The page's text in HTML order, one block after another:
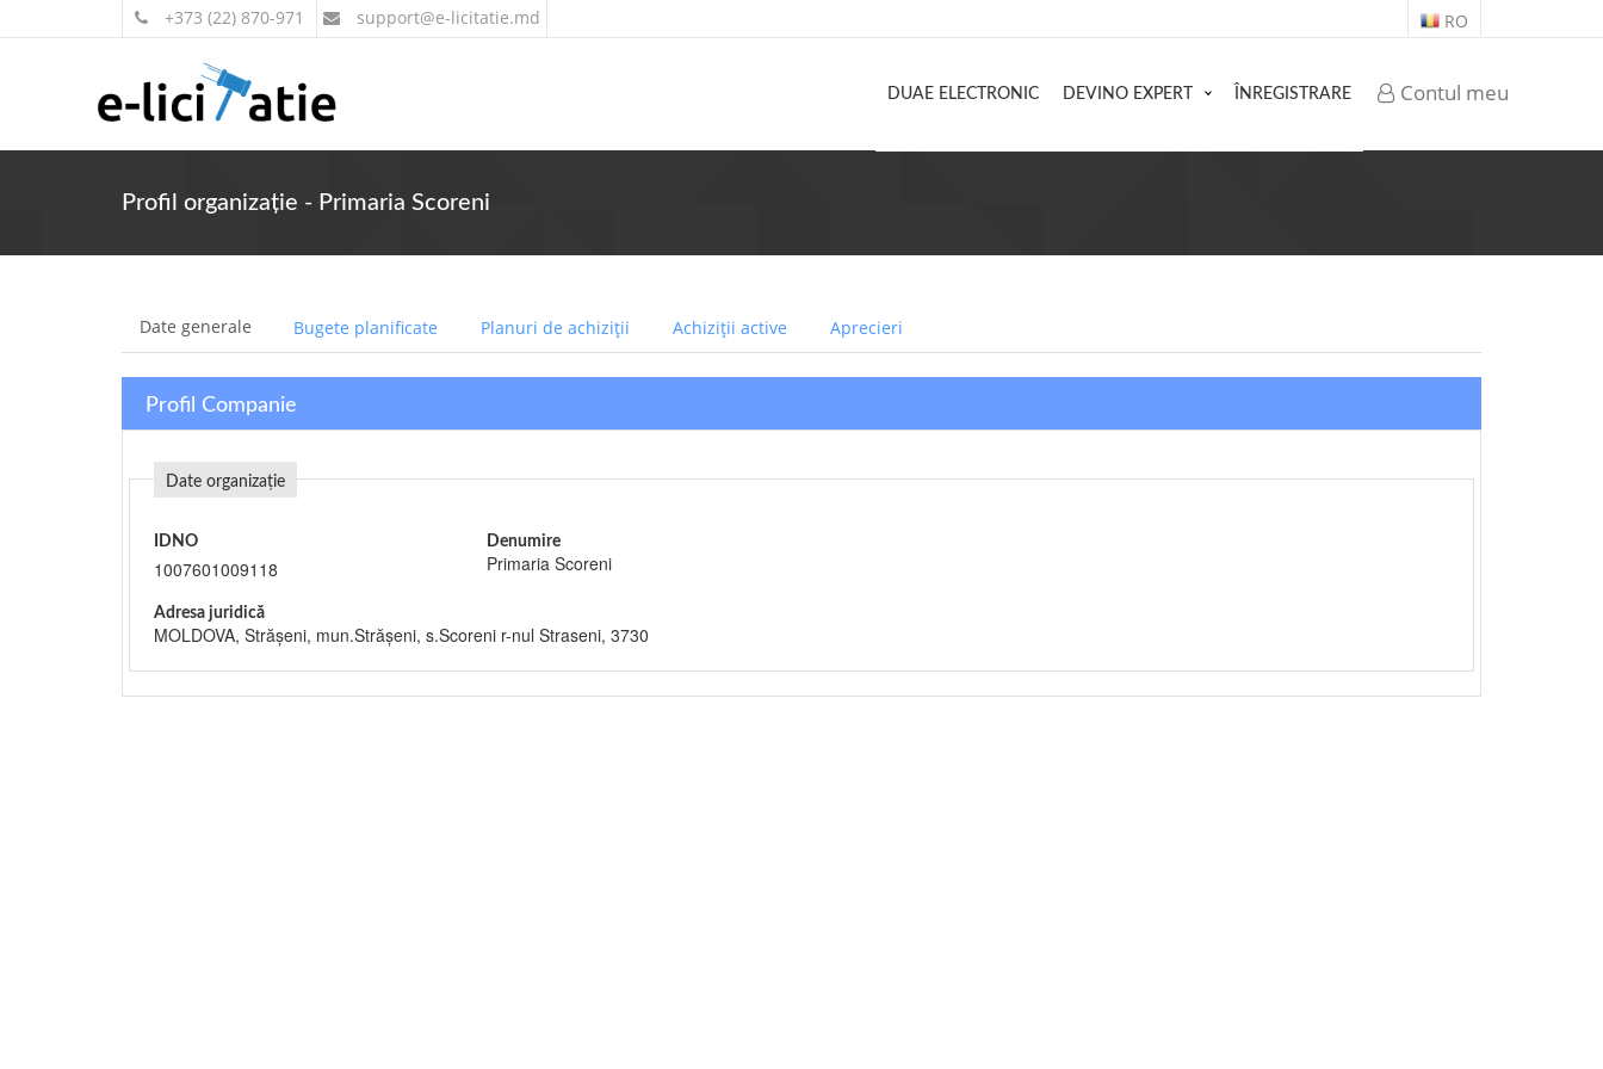
+373 (22) 870-971 support@e-licitatie.md RO
Contul meu
DUAE ELECTRONIC DEVINO EXPERT ÎNREGISTRARE
Profil organizație - Primaria Scoreni
Date generale Bugete planificate Planuri de achiziții Achiziții active Aprecieri
Profil Companie
Date organizație
IDNO
1007601009118
Denumire
Primaria Scoreni
Adresa juridică
MOLDOVA, Străşeni, mun.Străşeni, s.Scoreni r-nul Straseni, 3730